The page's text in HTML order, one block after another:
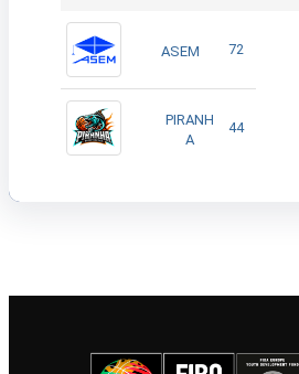
ASEM 72
PIRANH
A
44